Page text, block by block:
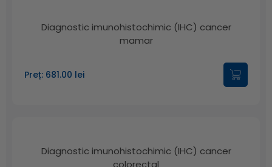
Diagnostic imunohistochimic (IHC) cancer
mamar
Preț: 681.00 lei
Diagnostic imunohistochimic (IHC) cancer
colorectal